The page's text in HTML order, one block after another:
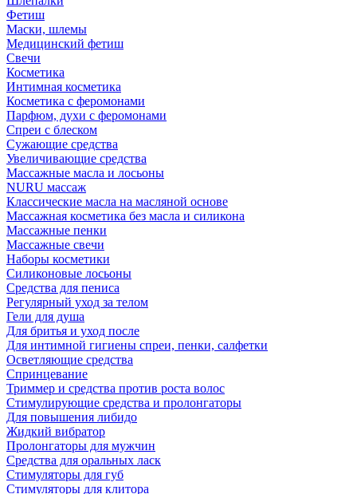
Фетиш
Маски, шлемы
Медицинский фетиш
Свечи
Косметика
Интимная косметика
Косметика с феромонами
Парфюм, духи с феромонами
Спреи с блеском
Сужающие средства
Увеличивающие средства
Массажные масла и лосьоны
NURU массаж
Классические масла на масляной основе
Массажная косметика без масла и силикона
Массажные пенки
Массажные свечи
Наборы косметики
Силиконовые лосьоны
Средства для пениса
Регулярный уход за телом
Гели для душа
Для бритья и уход после
Для интимной гигиены спреи, пенки, салфетки
Осветляющие средства
Спринцевание
Триммер и средства против роста волос
Стимулирующие средства и пролонгаторы
Для повышения либидо
Жидкий вибратор
Пролонгаторы для мужчин
Средства для оральных ласк
Стимуляторы для губ
Стимуляторы для клитора